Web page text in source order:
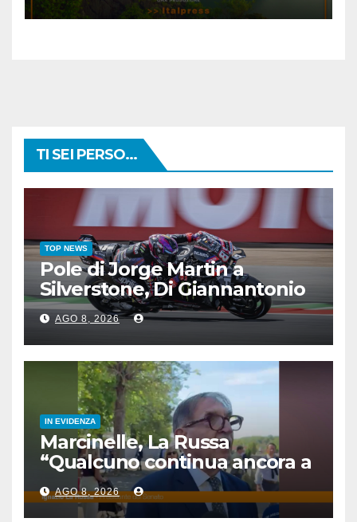
TI SEI PERSO...
TOP NEWS
Pole di Jorge Martin a
Silverstone, Di Giannantonio
4°, Bezzecchi 5°
AGO 8, 2026
IN EVIDENZA
Marcinelle, La Russa
“Qualcuno continua ancora a
voltare le spalle”
AGO 8, 2026